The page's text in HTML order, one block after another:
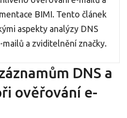
BIMI. Tento článek
aspekty analýzy DNS
a zviditelnění značky.
DNS a
ověřování e-